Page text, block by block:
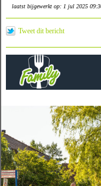
laatst bijgewerkt op: 1 jul 2025
Tweet dit bericht